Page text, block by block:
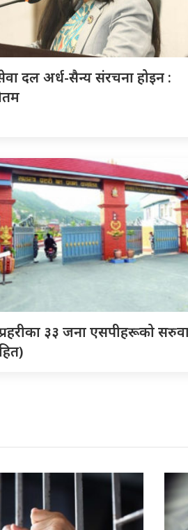
सेवा दल अर्ध-सैन्य संरचना होइन :
३३ जना एसपीहरूको